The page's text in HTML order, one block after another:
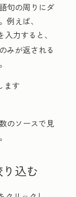
句の周りにダ
えば、
入力すると、
みが返される
ます
のソースで見
込む